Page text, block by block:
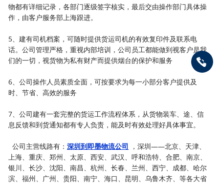
物都有详细记录，各部门逐级签字核实，最后交由操作部门具体操
作，由客户服务部上海跟进。
5、建有司机档案，可随时提供货运司机的有效复印件及联系电
话。公司管理严格，重视内部培训，公司员工都能做到视客户是我
们的一切，视货物为私有财产而提供烟台的保护和服务
6、公司操作人员素质全面，可按要求为每一小部分客户提供及
时、节省、高效的服务
7、公司建有一套完整的货运工作流程体系，从货物装车、途、信
息反馈和到货通知都有专人负责，能及时有效处理好具体事宜。
公司主营线路有：深圳到即墨物流公司 ，深圳——北京、天津、
上海、重庆、郑州、太原、西安、武汉、呼和浩特、合肥、南京、
银川、长沙、沈阳、南昌、杭州、长春、兰州、西宁、成都、哈尔
滨、福州、广州、贵阳、南宁、海口、昆明、乌鲁木齐、等各大省